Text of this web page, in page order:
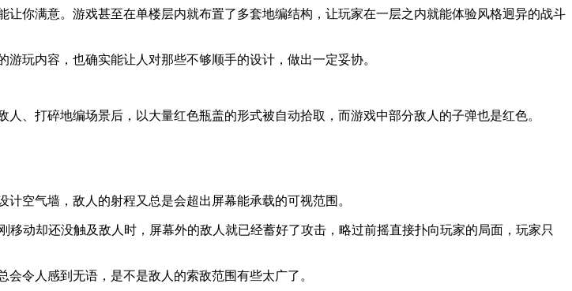
你满意。游戏甚至在单楼层内就布置了多套地编结构，让玩家在一层之内就能体验风格迥异的战斗
玩内容，也确实能让人对那些不够顺手的设计，做出一定妥协。
打碎地编场景后，以大量红色瓶盖的形式被自动拾取，而游戏中部分敌人的子弹也是红色。
空气墙，敌人的射程又总是会超出屏幕能承载的可视范围。
动却还没触及敌人时，屏幕外的敌人就已经蓄好了攻击，略过前摇直接扑向玩家的局面，玩家只
令人感到无语，是不是敌人的索敌范围有些太广了。